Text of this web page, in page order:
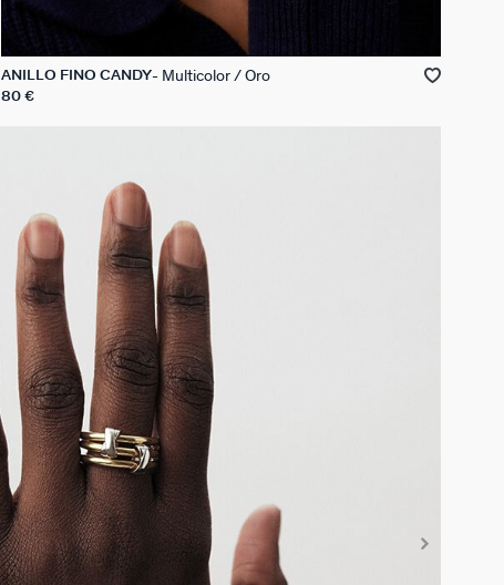
ANILLO FINO CANDY Multicolor / Oro
80 €